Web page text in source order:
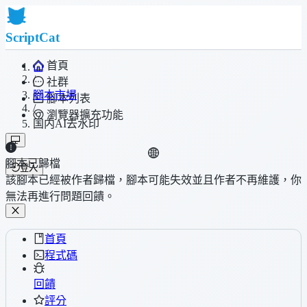
ScriptCat
首頁
社群
腳本列表
瀏覽器擴充功能
登入
/
腳本市場
/
国内AI去水印
腳本已歸檔
該腳本已經被作者歸檔，腳本可能失效並且作者不再維護，你
無法再進行問題回饋。
首頁
程式碼
回饋
評分